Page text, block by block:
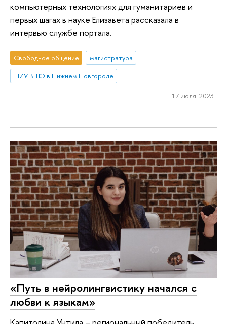
компьютерных технологиях для гуманитариев и
первых шагах в науке Елизавета рассказала в
интервью службе портала.
Свободное общение
магистратура
НИУ ВШЭ в Нижнем Новгороде
17 июля 2023
«Путь в нейролингвистику начался с
любви к языкам»